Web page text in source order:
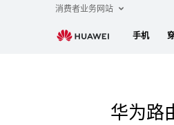
消费者业务网站
手机
华为路